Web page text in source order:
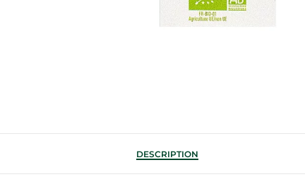
DESCRIPTION